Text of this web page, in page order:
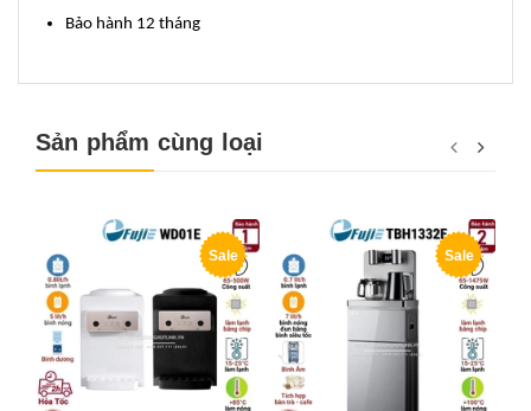
Bảo hành 12 tháng
Sản phẩm cùng loại
Sale Sale